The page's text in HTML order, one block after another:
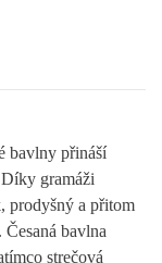
bavlny přináší
gramáži
prodyšný a přitom
bavlna
strečová